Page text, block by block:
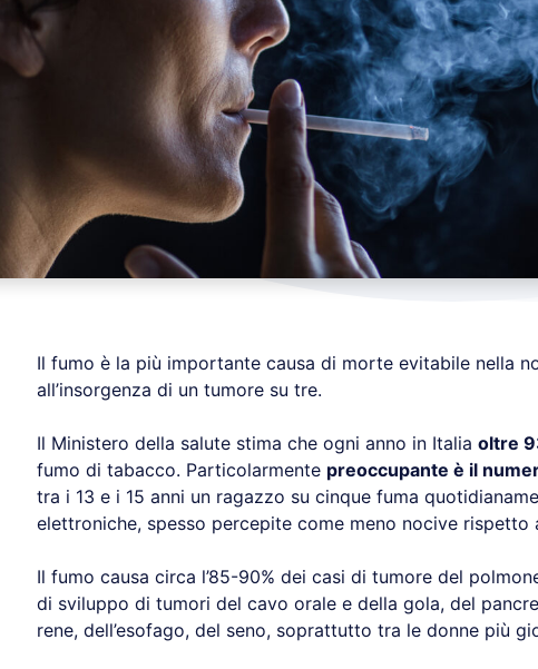
Il fumo è la più importante causa di morte evitabile nella
all’insorgenza di un tumore su tre.
Il Ministero della salute stima che ogni anno in Italia oltre
fumo di tabacco. Particolarmente preoccupante è il
tra i 13 e i 15 anni un ragazzo su cinque fuma
elettroniche, spesso percepite come meno nocive rispetto
Il fumo causa circa l’85-90% dei casi di tumore del
di sviluppo di tumori del cavo orale e della gola, del
rene, dell’esofago, del seno, soprattutto tra le donne più